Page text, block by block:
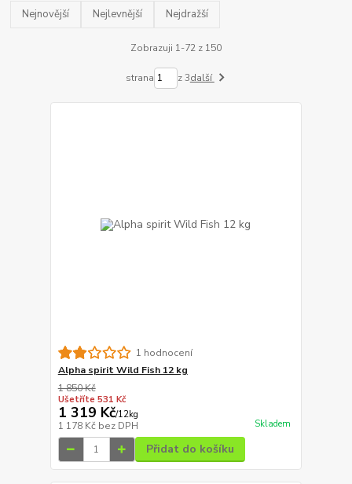
Nejnovější Nejlevnější Nejdražší
Zobrazuji 1-72 z 150
strana z 3další
1 hodnocení
Alpha spirit Wild Fish 12 kg
1 850 Kč
Ušetříte 531 Kč
1 319 Kč/12kg
1 178 Kč bez DPH Skladem
Přidat do košíku